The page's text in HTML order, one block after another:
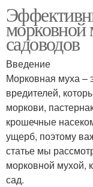
морковной
садоводов
Введение
Морковная муха –
вредителей,
моркови,
крошечные
ущерб, поэтому
статье мы
морковной мухой,
сад.